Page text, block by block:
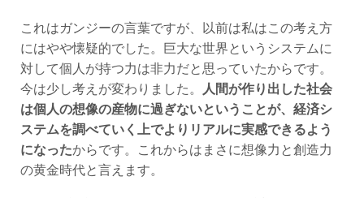
にはやや懐疑的でした。巨大な世界というシステムに
対して個人が持つ力は非力だと思っていたからです。
今は少し考えが変わりました。人間が作り出した社会
は個人の想像の産物に過ぎないということが、経済シ
ステムを調べていく上でよりリアルに実感できるよう
になったからです。これからはまさに想像力と創造力
の黄金時代と言えます。